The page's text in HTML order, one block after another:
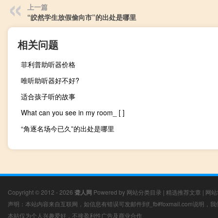
上一篇
“皎然学生放假偷向市”的出处是哪里
相关问题
菲利普助听器价格
唯听助听器好不好?
适合孩子听的故事
What can you see in my room_ [ ]
“角逐名场今已久”的出处是哪里
Copyright © 2012 - 2026 聋人网 Powered by 网站分类目录 | 精选推荐文章 | 网
声明：本站内容来自互联网，如信息有错误可发邮件到f_fb#foxmail.com说明，
本站仅为个人兴趣爱好，不接盈利性广告及商业合作